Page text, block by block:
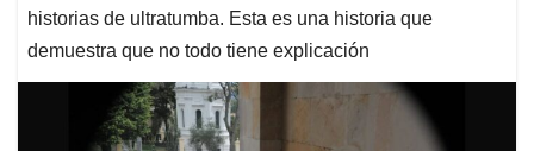
historias de ultratumba. Esta es una historia que
demuestra que no todo tiene explicación